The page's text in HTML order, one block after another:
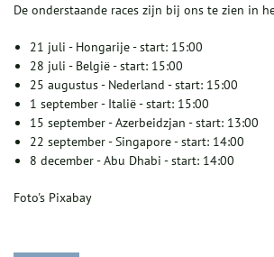
De onderstaande races zijn bij ons te zien in
21 juli - Hongarije - start: 15:00
28 juli - België - start: 15:00
25 augustus - Nederland - start: 15:00
1 september - Italië - start: 15:00
15 september - Azerbeidzjan - start: 13:00
22 september - Singapore - start: 14:00
8 december - Abu Dhabi - start: 14:00
Foto's Pixabay